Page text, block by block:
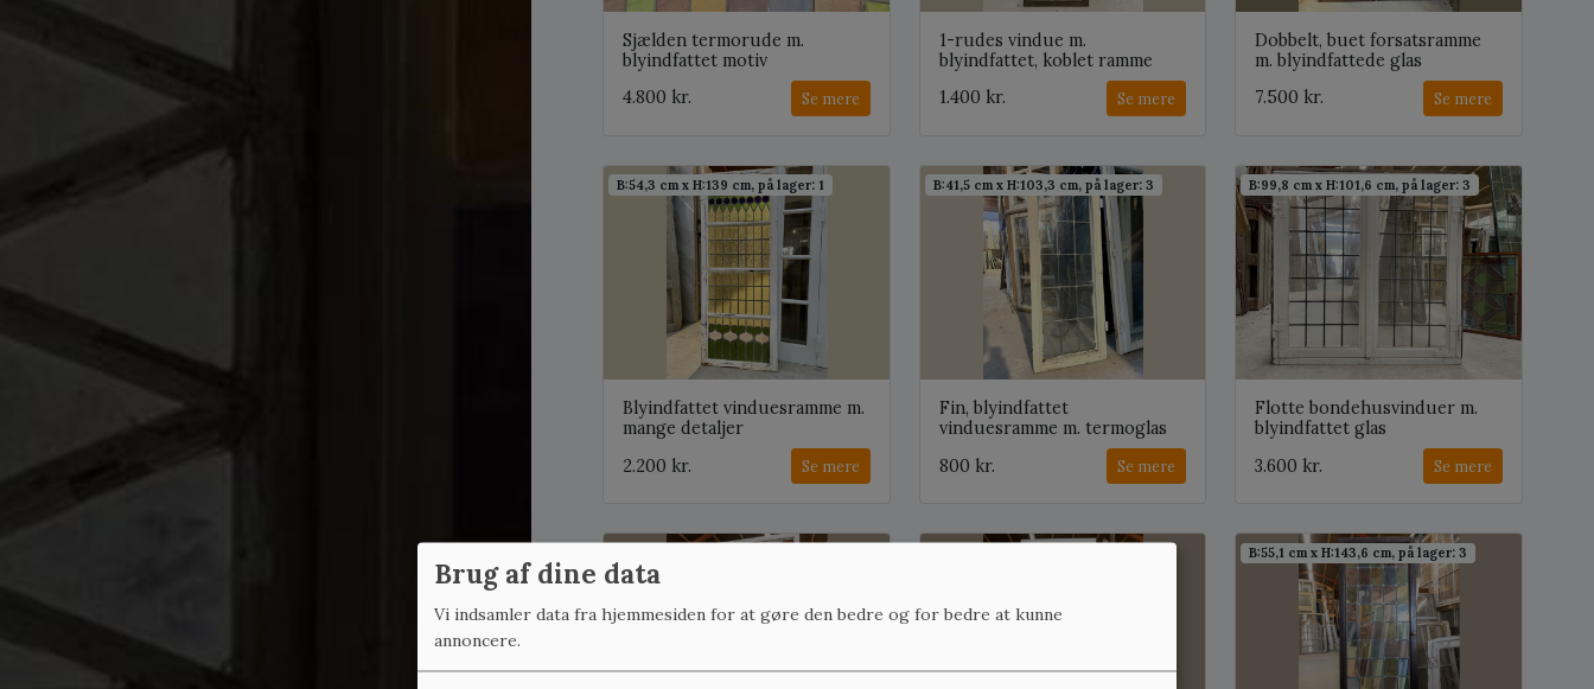
Sjælden termorude m.
blyindfattet motiv
4.800 kr.
Se mere
1-rudes vindue m.
blyindfattet, koblet ramme
1.400 kr.
Se mere
Dobbelt, buet forsatsramme
m. blyindfattede glas
7.500 kr.
Se mere
B:54,3 cm x H:139 cm, på lager: 1
Blyindfattet vinduesramme m.
mange detaljer
2.200 kr.
Se mere
B:41,5 cm x H:103,3 cm, på lager: 3
Fin, blyindfattet
vinduesramme m. termoglas
800 kr.
Se mere
B:99,8 cm x H:101,6 cm, på lager: 3
Flotte bondehusvinduer m.
blyindfattet glas
3.600 kr.
Se mere
B:55,1 cm x H:143,6 cm, på lager: 3
Brug af dine data
Vi indsamler data fra hjemmesiden for at gøre den bedre og for bedre at kunne
annoncere.